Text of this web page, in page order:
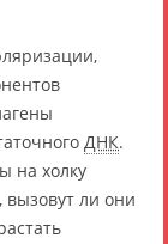
ДНК.
на холку
ли они